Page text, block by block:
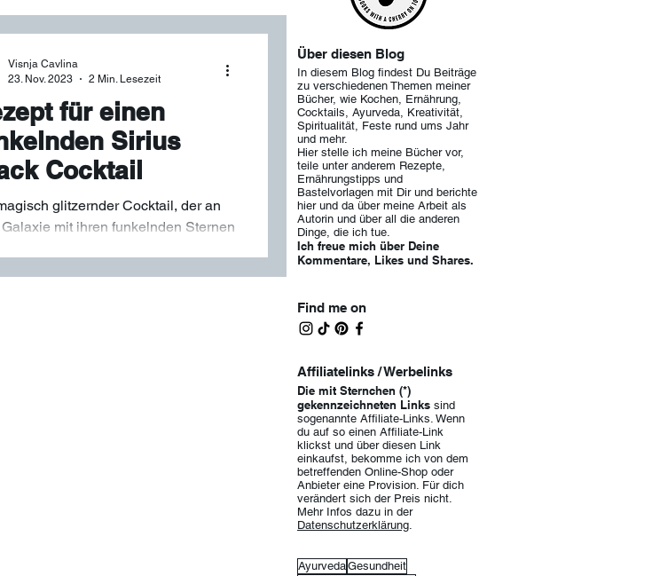
Ayurvedische Ernährung
für einen
Sirius
Cocktail
glitzernder Cocktail, der an
mit ihren funkelnden Sternen
Visnja Cavlina
23. Nov. 2023
2 Min. Lesezeit
Über diesen Blog
In diesem Blog findest Du Beiträge
zu verschiedenen Themen meiner
Bücher, wie Kochen, Ernährung,
Cocktails, Ayurveda, Kreativität,
Spiritualität, Feste rund ums Jahr
und mehr.
Hier stelle ich meine Bücher vor,
teile unter anderem Rezepte,
Ernährungstipps und
Bastelvorlagen mit Dir und berichte
hier und da über meine Arbeit als
Autorin und überall die anderen
Dinge, die ich tue.
Ich freue mich über Deine
Kommentare, Likes und Shares.
Find me on
Affiliatelinks / Werbelinks
Die mit Sternchen (*)
gekennzeichneten Links sind
sogenannte Affiliate-Links. Wenn
du auf so einen Affiliate-Link
klickst und über diesen Link
einkaufst, bekomme ich von dem
betreffenden Online-Shop oder
Anbieter eine Provision. Für dich
verändert sich der Preis nicht.
Mehr Infos dazu in der
Datenschutzerklärung.
AyurvedaGesundheit